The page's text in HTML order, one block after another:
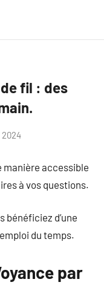
fil : des
2024
manière accessible
à vos questions.
bénéficiez d’une
du temps.
par